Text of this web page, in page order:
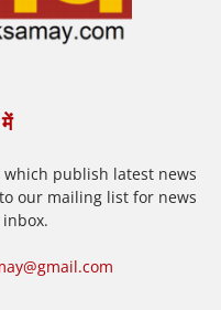
में
which publish latest news
our mailing list for news